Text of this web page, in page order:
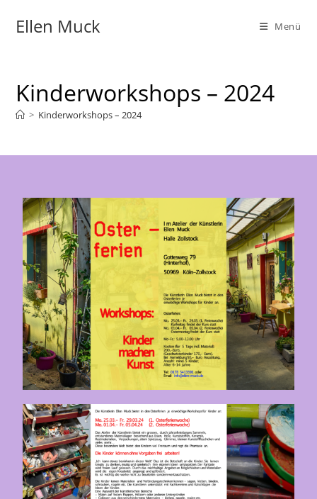
Ellen Muck Menü
Kinderworkshops – 2024
> Kinderworkshops – 2024